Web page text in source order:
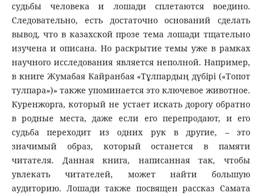
судьбы человека и лошади сплетаются воедино.
Следовательно, есть достаточно оснований сделать
вывод, что в казахской прозе тема лошади тщательно
изучена и описана. Но раскрытие темы уже в рамках
научного исследования является неполной. Например,
в книге Жумабая Кайранбая «Тұлпардың дүбірі («Топот
тулпара»)» также упоминается это ключевое животное.
Куренжорга, который не устает искать дорогу обратно
в родные места, даже если его перепродают, и его
судьба переходит из одних рук в другие, – это
значимый образ, который останется в памяти
читателя. Данная книга, написанная так, чтобы
увлекать читателей, может найти большую
аудиторию. Лошади также посвящен рассказ Самата